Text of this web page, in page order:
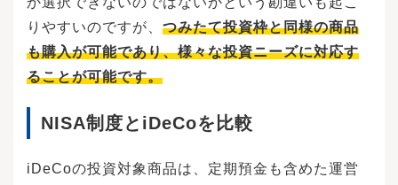
りやすいのですが、 つみたて投資枠と同様の商品
も購入が可能であり、様々な投資ニーズに対応す
ることが可能です。
NISA制度とiDeCoを比較
iDeCoの投資対象商品は、定期預金も含めた運営